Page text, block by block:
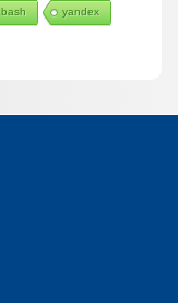
bash yandex